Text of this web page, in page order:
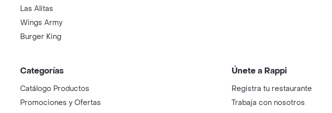
Las Alitas
Wings Army
Burger King
Categorías
Catálogo Productos
Promociones y Ofertas
Únete a Rappi
Registra tu restaurante
Trabaja con nosotros